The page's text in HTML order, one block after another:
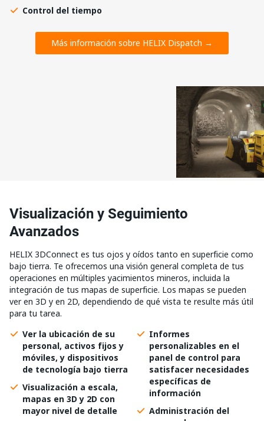
Control del tiempo
Más información sobre HELIX Dispatch →
Visualización y Seguimiento
Avanzados
HELIX 3DConnect es tus ojos y oídos tanto en superficie como
bajo tierra. Te ofrecemos una visión general completa de tus
operaciones en múltiples yacimientos mineros, incluida la
integración de tus mapas de superficie. Los mapas se pueden
ver en 3D y en 2D, dependiendo de qué vista te resulte más útil
para tu tarea.
Ver la ubicación de su
personal, activos fijos y
móviles, y dispositivos
de tecnología bajo tierra
Visualización a escala,
mapas en 3D y 2D con
mayor nivel de detalle
Informes
personalizables en el
panel de control para
satisfacer necesidades
específicas de
información
Administración del